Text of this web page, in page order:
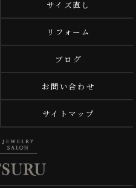
サイズ直し
リフォーム
ブログ
お問い合わせ
サイトマップ